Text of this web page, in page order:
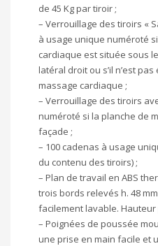
de 45 Kg par tiroir ;
– Verrouillage des tiroirs «
à usage unique numéroté
cardiaque est située sous
latéral droit ou s’il n’est
massage cardiaque ;
– Verrouillage des tiroirs
numéroté si la planche de
façade ;
– 100 cadenas à usage
du contenu des tiroirs) ;
– Plan de travail en ABS
trois bords relevés h. 48
facilement lavable. Hauteur
– Poignées de poussée
une prise en main facile et